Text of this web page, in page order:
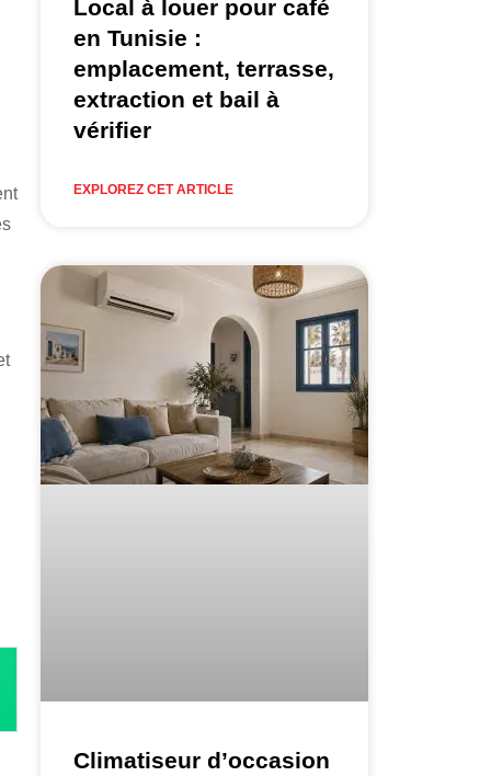
Local à louer pour café
en Tunisie :
emplacement, terrasse,
extraction et bail à
vérifier
EXPLOREZ CET ARTICLE
Climatiseur d’occasion